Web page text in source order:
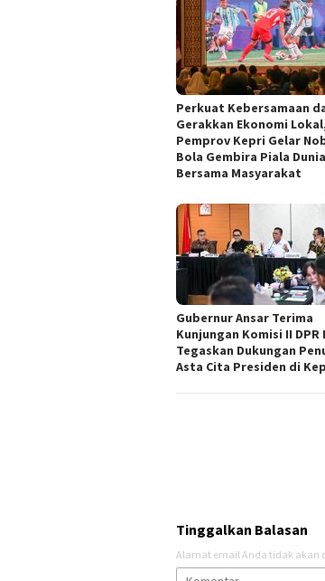
Perkuat Kebersamaan
Gerakkan Ekonomi
Pemprov Kepri Gelar
Bola Gembira Piala
Bersama Masyarakat
Gubernur Ansar Terima
Kunjungan Komisi II DPR
Tegaskan Dukungan
Asta Cita Presiden di
Tinggalkan Balasan
Alamat email Anda tidak akan